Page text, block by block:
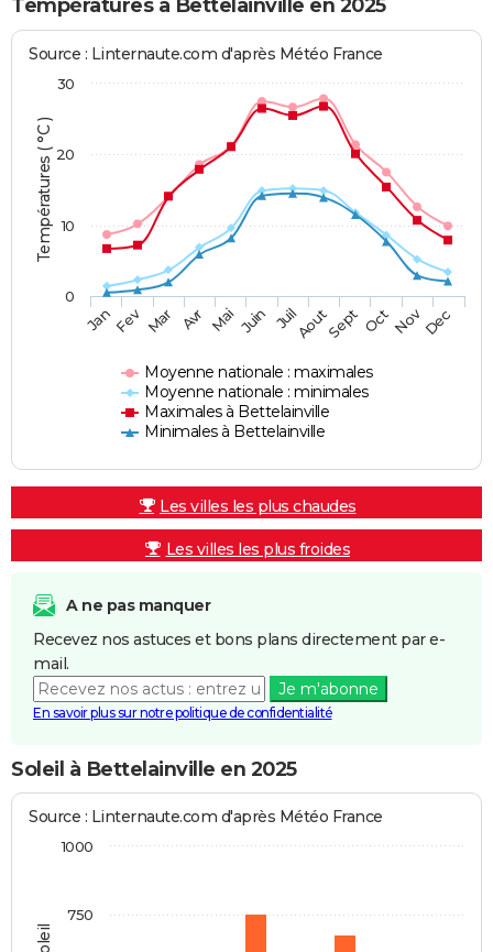
Températures à Bettelainville en 2025
Températures ( °C )
Source : Linternaute.com d'après Météo France
Moyenne nationale : maximales
Moyenne nationale : minimales
Maximales à Bettelainville
Minimales à Bettelainville
JanFev Mar Avr Mai Juin JuilAoutSept OctNovDec
0
10
20
30
Les villes les plus chaudes
Les villes les plus froides
A ne pas manquer
Recevez nos astuces et bons plans directement par e-
mail.
Je m'abonne
En savoir plus sur notre politique de confidentialité
Soleil à Bettelainville en 2025
Source : Linternaute.com d'après Météo France
750
1000